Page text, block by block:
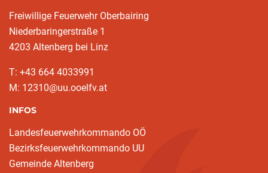
Freiwillige Feuerwehr Oberbairing
Niederbaringerstraße 1
4203 Altenberg bei Linz
T: +43 664 4033991
M: 12310@uu.ooelfv.at
INFOS
Landesfeuerwehrkommando OÖ
Bezirksfeuerwehrkommando UU
Gemeinde Altenberg